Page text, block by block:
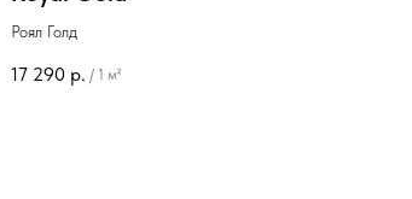
Роял Голд
17 290 р. / 1 м²